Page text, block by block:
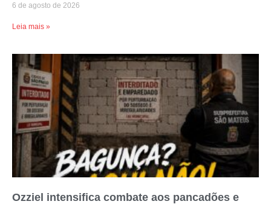
6 de agosto de 2026
Leia mais »
Ozziel intensifica combate aos pancadões e